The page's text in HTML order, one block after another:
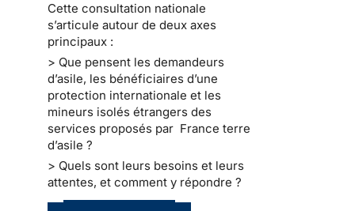
Cette consultation nationale
s’articule autour de deux axes
principaux :
> Que pensent les demandeurs
d’asile, les bénéficiaires d’une
protection internationale et les
mineurs isolés étrangers des
services proposés par France terre
d’asile ?
> Quels sont leurs besoins et leurs
attentes, et comment y répondre ?